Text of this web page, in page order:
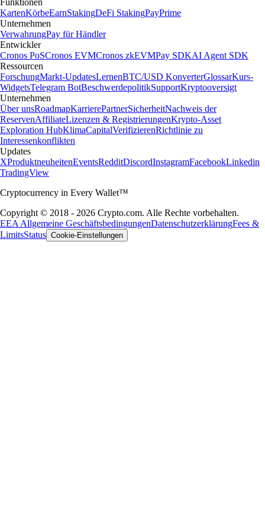
Funktionen
KartenKörbeEarnStakingDeFi StakingPayPrime
Unternehmen
VerwahrungPay für Händler
Entwickler
Cronos PoSCronos EVMCronos zkEVMPay SDKAI Agent SDK
Ressourcen
ForschungMarkt-UpdatesLernenBTC/USD KonverterGlossarKurs-
WidgetsTelegram BotBeschwerdepolitikSupportKryptooversigt
Unternehmen
Über unsRoadmapKarrierePartnerSicherheitNachweis der
ReservenAffiliateLizenzen & RegistrierungenKrypto-Asset
Exploration HubKlimaCapitalVerifizierenRichtlinie zu
Interessenkonflikten
Updates
XProduktneuheitenEventsRedditDiscordInstagramFacebookLinkedin
TradingView
Cryptocurrency in Every Wallet™
Copyright © 2018 - 2026 Crypto.com. Alle Rechte vorbehalten.
EEA Allgemeine GeschäftsbedingungenDatenschutzerklärungFees &
LimitsStatus Cookie-Einstellungen